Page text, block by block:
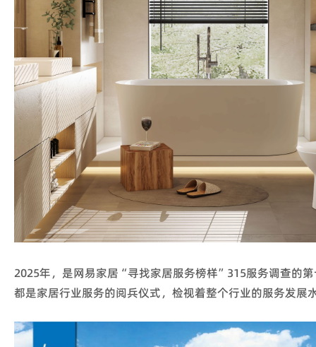
2025年，是网易家居“寻找家居服务榜样”315服务调查的
都是家居行业服务的阅兵仪式，检视着整个行业的服务发展